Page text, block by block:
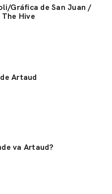
Gráfica de San Juan /
The Hive
Artaud
va Artaud?